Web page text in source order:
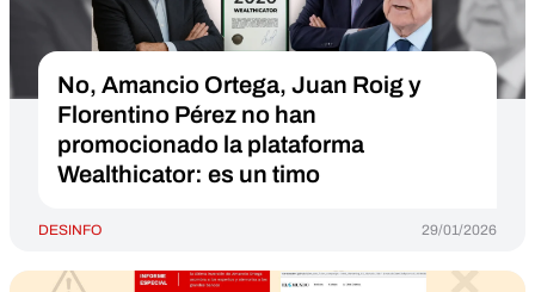
No, Amancio Ortega, Juan Roig y
Florentino Pérez no han
promocionado la plataforma
Wealthicator: es un timo
DESINFO 29/01/2026